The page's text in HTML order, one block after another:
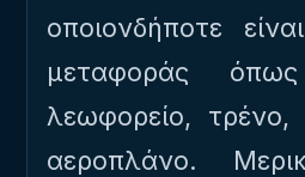
οποιονδήποτε
μεταφοράς όπως
λεωφορείο,
αεροπλάνο.